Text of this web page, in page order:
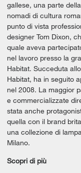
gallese, una parte
nomadi di cultura
punto di vista
designer Tom Dixon,
quale aveva
nel lavoro presso la
Habitat. Succeduta
Habitat, ha in seguito
nel 2008. La maggior
e commercializzate
stata anche
quella con il brand
una collezione di
Milano.
Scopri di più